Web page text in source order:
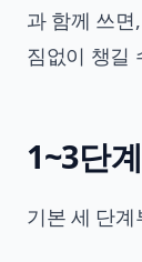
과 함께 쓰
짐없이 챙길
1~3단
기본 세 단